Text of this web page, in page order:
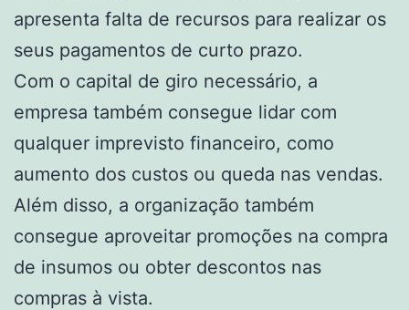
apresenta falta de recursos para realizar os
seus pagamentos de curto prazo.
Com o capital de giro necessário, a
empresa também consegue lidar com
qualquer imprevisto financeiro, como
aumento dos custos ou queda nas vendas.
Além disso, a organização também
consegue aproveitar promoções na compra
de insumos ou obter descontos nas
compras à vista.